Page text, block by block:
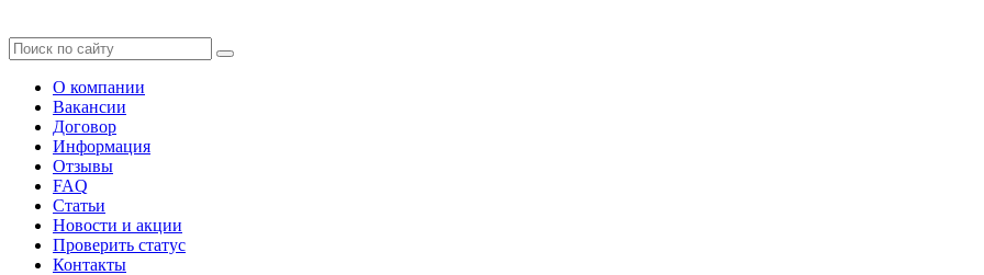
О компании
Вакансии
Договор
Информация
Отзывы
FAQ
Статьи
Новости и акции
Проверить статус
Контакты